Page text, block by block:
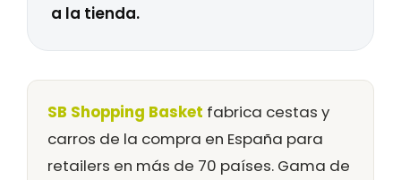
a la tienda.
SB Shopping Basket fabrica cestas y
carros de la compra en España para
retailers en más de 70 países. Gama de